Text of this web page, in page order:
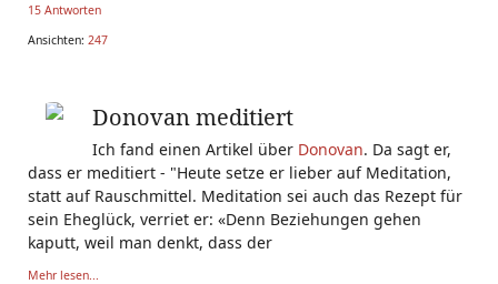
15 Antworten
Ansichten: 247
Donovan meditiert
Ich fand einen Artikel über Donovan. Da sagt er,
dass er meditiert - "Heute setze er lieber auf Meditation,
statt auf Rauschmittel. Meditation sei auch das Rezept für
sein Eheglück, verriet er: «Denn Beziehungen gehen
kaputt, weil man denkt, dass der
Mehr lesen...